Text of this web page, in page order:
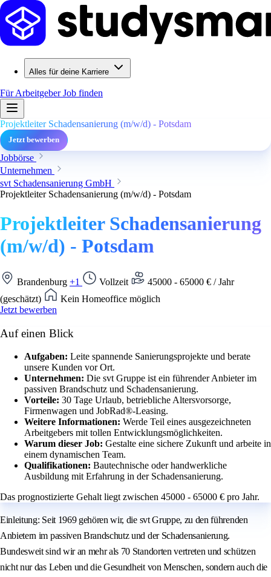
Alles für deine Karriere
Für ArbeitgeberJob finden
Projektleiter Schadensanierung (m/w/d) - Potsdam
Jetzt bewerben
Jobbörse
Unternehmen
svt Schadensanierung GmbH
Projektleiter Schadensanierung (m/w/d) - Potsdam
Projektleiter Schadensanierung
(m/w/d) - Potsdam
Brandenburg +1 Vollzeit
45000 - 65000 € / Jahr
(geschätzt)
Kein Homeoffice möglich
Jetzt bewerben
Auf einen Blick
Aufgaben: Leite spannende Sanierungsprojekte und berate
unsere Kunden vor Ort.
Unternehmen: Die svt Gruppe ist ein führender Anbieter im
passiven Brandschutz und Schadensanierung.
Vorteile: 30 Tage Urlaub, betriebliche Altersvorsorge,
Firmenwagen und JobRad®-Leasing.
Weitere Informationen: Werde Teil eines ausgezeichneten
Arbeitgebers mit tollen Entwicklungsmöglichkeiten.
Warum dieser Job: Gestalte eine sichere Zukunft und arbeite in
einem dynamischen Team.
Qualifikationen: Bautechnische oder handwerkliche
Ausbildung mit Erfahrung in der Schadensanierung.
Das prognostizierte Gehalt liegt zwischen 45000 - 65000 € pro Jahr.
Einleitung: Seit 1969 gehören wir, die svt Gruppe, zu den führenden
Anbietern im passiven Brandschutz und der Schadensanierung.
Bundesweit sind wir an mehr als 70 Standorten vertreten und schützen
nicht nur das Leben und die Gesundheit von Menschen, sondern auch die